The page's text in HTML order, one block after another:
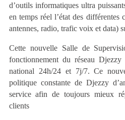
d’outils informatiques ultra
en temps réel l’état des différentes
antennes, radio, trafic voix et data)
Cette nouvelle Salle de
fonctionnement du réseau
national 24h/24 et 7j/7. Ce
politique constante de Djezzy
service afin de toujours mieux
clients